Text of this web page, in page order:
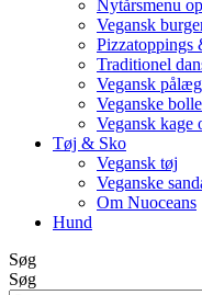
Nytårsmenu
Vegansk
Traditionel
Vegansk
Veganske
Vegansk kage
Tøj & Sko
Vegansk tøj
Veganske
Om Nuoceans
Hund
Søg
Søg